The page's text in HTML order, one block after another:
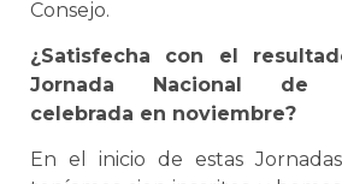
Consejo.
¿Satisfecha con el
Jornada Nacional de
celebrada en noviembre?
En el inicio de estas